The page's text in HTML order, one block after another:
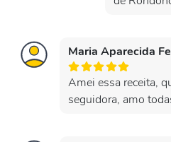
Maria Aparecida
Amei essa receita,
seguidora, amo